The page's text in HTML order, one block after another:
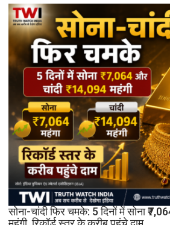
सोना-चांदी फिर चमके: 5 दिनों में सोना